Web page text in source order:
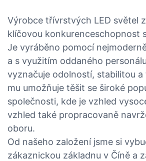
Výrobce třívrstvých LED světel
klíčovou konkurenceschopnost
Je vyráběno pomocí
a s využitím oddaného
vyznačuje odolností, stabilitou
mu umožňuje těšit se široké
společnosti, kde je vzhled
vzhled také propracovaně
oboru.
Od našeho založení jsme si
zákaznickou základnu v Číně a